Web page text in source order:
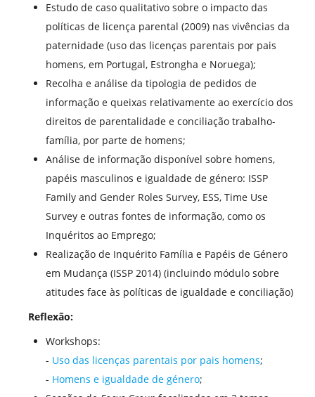
Estudo de caso qualitativo sobre o impacto das
políticas de licença parental (2009) nas vivências da
paternidade (uso das licenças parentais por pais
homens, em Portugal, Estrongha e Noruega);
Recolha e análise da tipologia de pedidos de
informação e queixas relativamente ao exercício dos
direitos de parentalidade e conciliação trabalho-
família, por parte de homens;
Análise de informação disponível sobre homens,
papéis masculinos e igualdade de género: ISSP
Family and Gender Roles Survey, ESS, Time Use
Survey e outras fontes de informação, como os
Inquéritos ao Emprego;
Realização de Inquérito Família e Papéis de Género
em Mudança (ISSP 2014) (incluindo módulo sobre
atitudes face às políticas de igualdade e conciliação)
Reflexão:
Workshops:
- Uso das licenças parentais por pais homens;
- Homens e igualdade de género;